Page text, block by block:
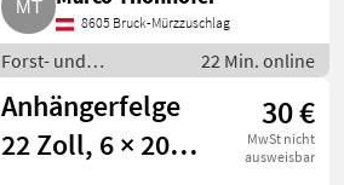
Klappbarer Tankdeckel
Verkaufe gebrauchte
Husqvarna 550XP Mark II, i
8605 Bruck-Mürzzuschlag
Forst- und
Holztechnik /
Motorsägen
22 Min. online
Anhängerfelge
22 Zoll, 6 × 205,
30 €
MwSt nicht
ausweisbar